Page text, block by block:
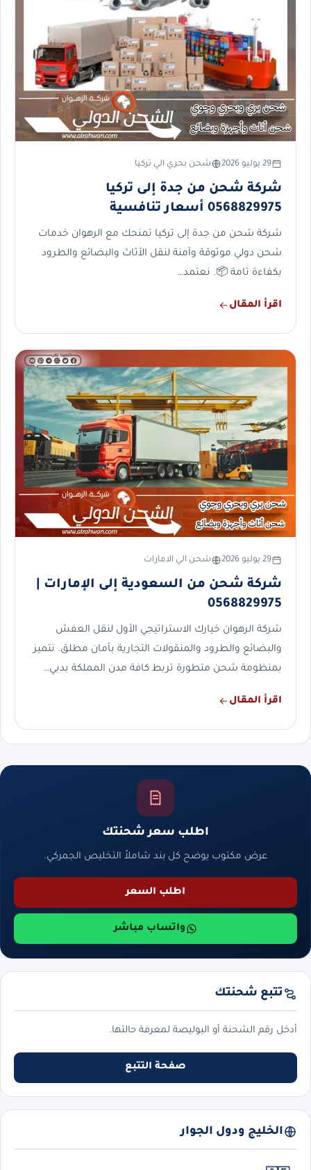
29 يوليو 2026 شحن بحري الي تركيا
شركة شحن من جدة إلى تركيا
0568829975 أسعار تنافسية
شركة شحن من جدة إلى تركيا تمنحك مع الرهوان خدمات
شحن دولي موثوقة وآمنة لنقل الأثاث والبضائع والطرود
بكفاءة تامة 📦. نعتمد…
اقرأ المقال
29 يوليو 2026 شحن الي الامارات
شركة شحن من السعودية إلى الإمارات |
0568829975
شركة الرهوان خيارك الاستراتيجي الأول لنقل العفش
والبضائع والطرود والمنقولات التجارية بأمان مطلق. نتميز
بمنظومة شحن متطورة تربط كافة مدن المملكة بدبي…
اقرأ المقال
اطلب سعر شحنتك
عرض مكتوب يوضح كل بند شاملاً التخليص الجمركي.
اطلب السعر
واتساب مباشر
تتبع شحنتك
أدخل رقم الشحنة أو البوليصة لمعرفة حالتها.
صفحة التتبع
الخليج ودول الجوار